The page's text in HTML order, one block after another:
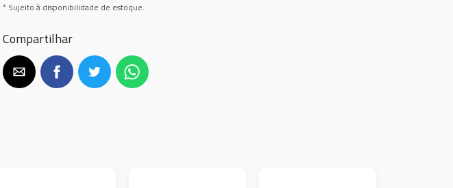
* Sujeito à disponibilidade de estoque.
Compartilhar